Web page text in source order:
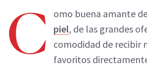
C omo buena amante
piel, de las grandes
comodidad de recibir
favoritos